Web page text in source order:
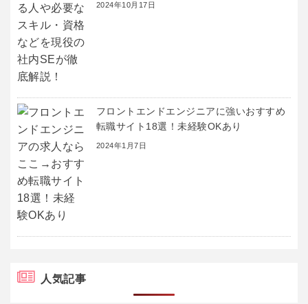
2024年10月17日
フロントエンドエンジニアに強いおすすめ
転職サイト18選！未経験OKあり
2024年1月7日
人気記事